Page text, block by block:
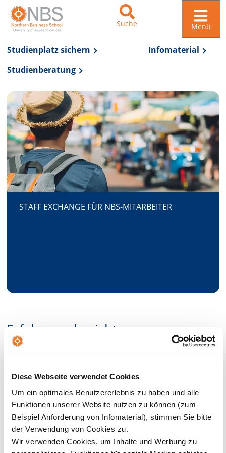
Diese Webseite verwendet Cookies
Um ein optimales Benutzererlebnis zu haben und alle
Funktionen unserer Website nutzen zu können (zum
Beispiel Anforderung von Infomaterial), stimmen Sie bitte
der Verwendung von Cookies zu.
Wir verwenden Cookies, um Inhalte und Werbung zu
Zur Navigation springen
Zum Inhalt springen
Suche Menü
Studienplatz sichern
Infomaterial
Studienberatung
STAFF EXCHANGE FÜR NBS-MITARBEITER
Erfahrungsberichte
Prof. Dr. Carl Heinz Daube, Prorektor
Forschung/Professur Finanzierung, Riga
(Lettland)
Ines Koch, International Office/Marketing,
Porto (Portugal)